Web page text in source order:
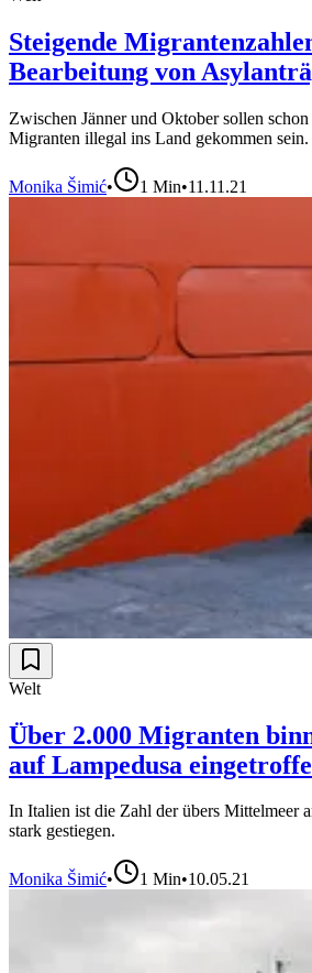
Steigende
Bearbeitung von
Zwischen Jänner und Oktober sollen
Migranten illegal ins Land gekommen sein.
Monika Šimić• 1 Min•11.11.21
Welt
Über 2.000 Migranten
auf Lampedusa
In Italien ist die Zahl der übers Mittelmeer
stark gestiegen.
Monika Šimić• 1 Min•10.05.21